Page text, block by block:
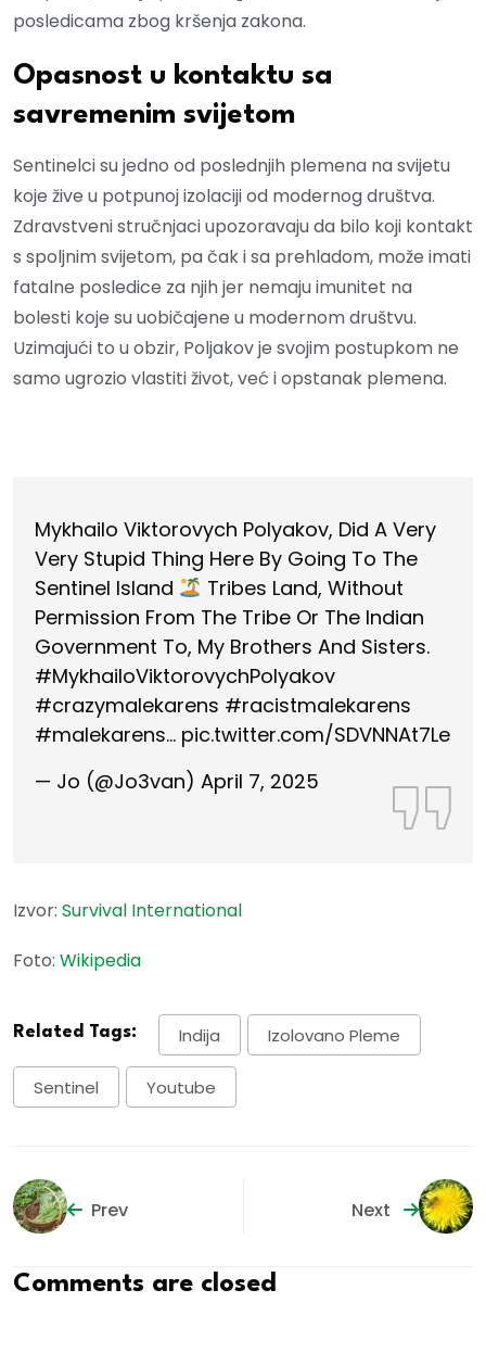
posledicama zbog kršenja zakona.
Opasnost u kontaktu sa
savremenim svijetom
Sentinelci su jedno od poslednjih plemena na svijetu
koje žive u potpunoj izolaciji od modernog društva.
Zdravstveni stručnjaci upozoravaju da bilo koji kontakt
s spoljnim svijetom, pa čak i sa prehladom, može imati
fatalne posledice za njih jer nemaju imunitet na
bolesti koje su uobičajene u modernom društvu.
Uzimajući to u obzir, Poljakov je svojim postupkom ne
samo ugrozio vlastiti život, već i opstanak plemena.
Mykhailo Viktorovych Polyakov, Did A Very
Very Stupid Thing Here By Going To The
Sentinel Island
Tribes Land, Without
Permission From The Tribe Or The Indian
Government To, My Brothers And Sisters.
#MykhailoViktorovychPolyakov
#crazymalekarens #racistmalekarens
#malekarens… pic.twitter.com/SDVNNAt7Le
— Jo (@Jo3van) April 7, 2025
Izvor: Survival International
Foto: Wikipedia
Related Tags: Indija Izolovano Pleme
Sentinel Youtube
Prev Next
Comments are closed